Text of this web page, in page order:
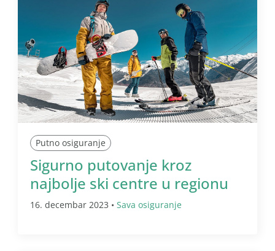
Putno osiguranje
Sigurno putovanje kroz
najbolje ski centre u regionu
16. decembar 2023 • Sava osiguranje